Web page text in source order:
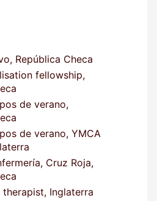
República Checa
fellowship,
de verano,
de verano, YMCA
Cruz Roja,
Inglaterra